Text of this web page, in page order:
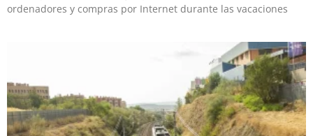
ordenadores y compras por Internet durante las vacaciones